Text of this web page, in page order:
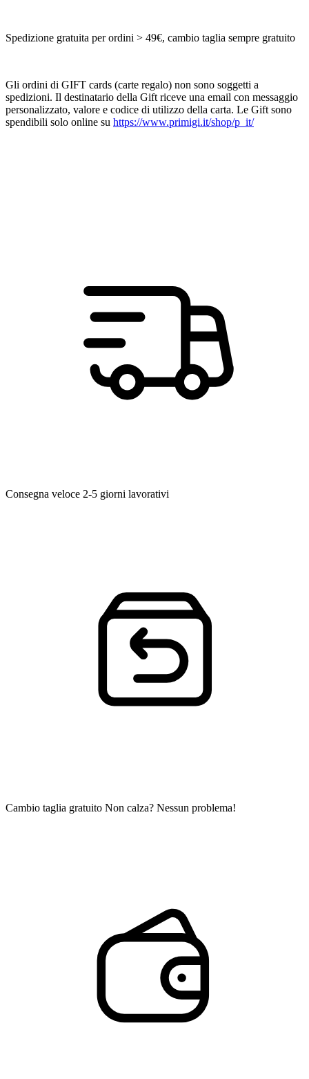
Spedizione gratuita per ordini > 49€, cambio taglia sempre gratuito
Gli ordini di GIFT cards (carte regalo) non sono soggetti a
spedizioni. Il destinatario della Gift riceve una email con messaggio
personalizzato, valore e codice di utilizzo della carta. Le Gift sono
spendibili solo online su https://www.primigi.it/shop/p_it/
Consegna veloce 2-5 giorni lavorativi
Cambio taglia gratuito Non calza? Nessun problema!